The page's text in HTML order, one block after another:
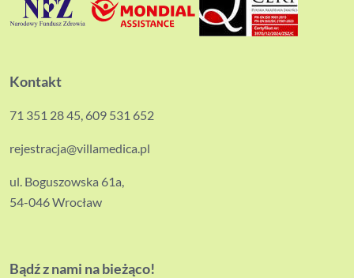
Kontakt
71 351 28 45, 609 531 652
rejestracja@villamedica.pl
ul. Boguszowska 61a,
54-046 Wrocław
Bądź z nami na bieżąco!